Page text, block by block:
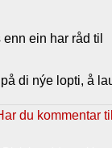
ein har råd til
di nýe lopti, å
du kommentar